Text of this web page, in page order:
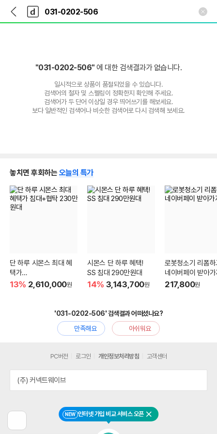
다
나
와
가
다
와
"031-0202-506"에 대한 검색결과가 없습니다.
일시적으로 상품이 품절되었을 수 있습니다.
검색어의 철자 및 스펠링이 정확한지 확인해 주세요.
검색어가 두 단어 이상일 경우 띄어쓰기를 해보세요.
보다 일반적인 검색어나 비슷한 검색어로 다시 검색해 보세요.
놓치면 후회하는 오늘의 특가
단 하루 시몬스 최대 혜
택가
침대+협탁 230만원대
13% 2,610,000원
시몬스 단 하루 혜택!
SS 침대 290만원대
14% 3,143,700원
로봇청소기 리폼
네이버페이 받아가
217,800원
'031-0202-506' 검색결과 어떠셨나요?
만족해요
아쉬워요
전
NEW 인터넷 가입 비교 서비스 오픈 닫기
PC버전 로그인 개인정보처리방침 고객센터
(주) 커넥트웨이브